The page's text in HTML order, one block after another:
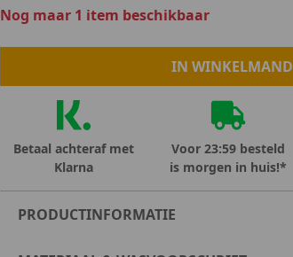
Portugal
Spanje
Nog maar 1 item beschikbaar
IN WINKELMAND
Betaal achteraf met
Klarna
Voor 23:59 besteld
is morgen in huis!*
PRODUCTINFORMATIE